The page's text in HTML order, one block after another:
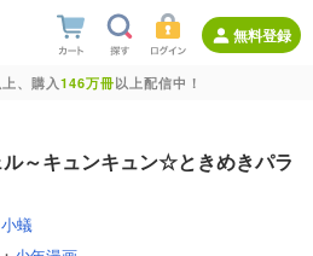
無料登録
上、購入146万冊以上配信中！
～キュンキュン☆ときめきパラ
小蟻